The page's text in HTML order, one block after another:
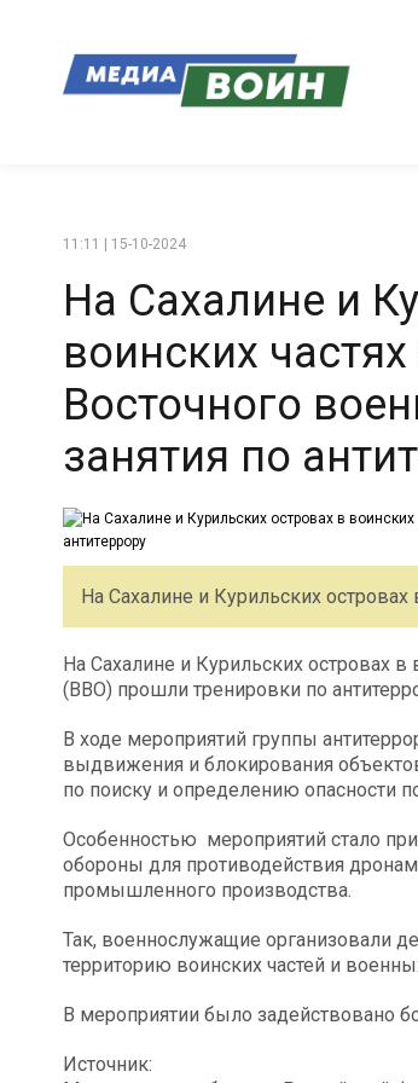
11:11 | 15-10-2024
На Сахалине и
воинских
Восточного
занятия по
На Сахалине и Курильских островах
На Сахалине и Курильских островах в
(ВВО) прошли тренировки по
В ходе мероприятий группы
выдвижения и блокирования
по поиску и определению опасности
Особенностью мероприятий стало
обороны для противодействия
промышленного производства.
Так, военнослужащие организовали
территорию воинских частей и
В мероприятии было задействовано
Источник: